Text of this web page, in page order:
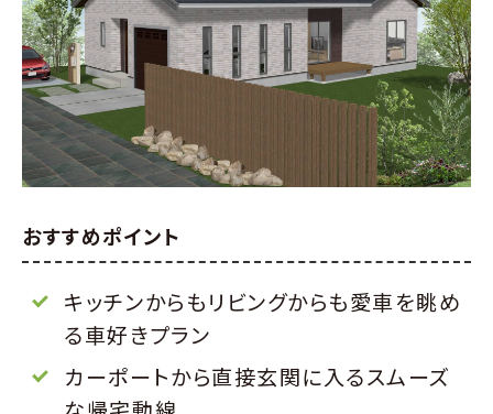
おすすめポイント
キッチンからもリビングからも愛車を眺め
る車好きプラン
カーポートから直接玄関に入るスムーズ